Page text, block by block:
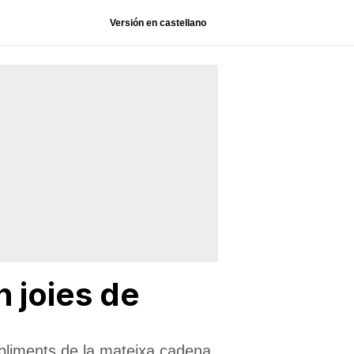
Versión en castellano
joies de